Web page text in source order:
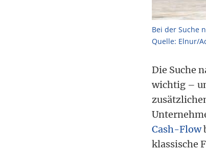
Bei der Suche
Quelle: Elnur/
Die Suche
wichtig –
Cash-Flow
klassische